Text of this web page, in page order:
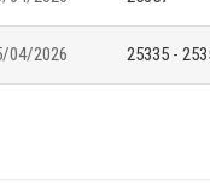
04/2026 25335 -